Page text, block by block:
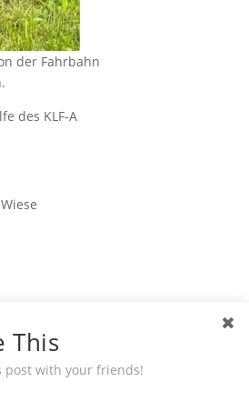
der Fahrbahn
des KLF-A
This
post with your friends!